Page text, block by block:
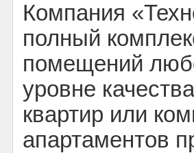
Компания
полный
помещений
уровне
квартир или
апартаментов